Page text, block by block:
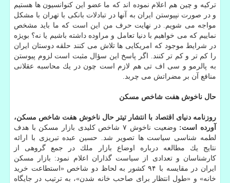
تركیه و چین هم اعلام نموده اند كه ما عضو این كنوانسیون ها هستیم
و در صورت نپیوستن ایران به آنها در تبادلات بانكی با تهران با مشكل
مواجه می شویم. در نهایت حرف من این است كه ما باید مشخص
نماییم كه می خواهیم با دنیا تعامل و مراوده داشته باشیم یا نه؟ بویژه
در شرایط موجود كه امریكایی ها تلاش می كنند حلقه دوستان ایران
را كم تر و كم تر كنند. اگر پاسخ این سؤال مثبت است لزوم پیوستن
به پالرمو و سی اف تی هم لازم است چون در یك محاسبه عقلانی
منافع آن بر مضراتش می چربد.
حال ناخوش هفت شاخص مسكن
روزنامه دنیای اقتصاد با انتشار تیتر حال ناخوش هفت شاخص مسكن،
آورده است:
وضعیت ناخوش ۷ شاخص كلیدی بازار مسكن با هدف
لطمه شناسی سیاست ها تصویر شد. حسین عبده تبریزی با ارائه
نتایج یك مطالعه درباره اوضاع بازار ملك در جمع گروهی از
كارشناسان و تعدادی از سیاست گذاران اعلام نمود: بازار مسكن
ایران در مقایسه با ۹۴ كشور به لحاظ دو شاخص «استطاعت خرید
خانه» و «طول انتظار برای صاحب خانه شدن»، به ترتیب در جایگاه